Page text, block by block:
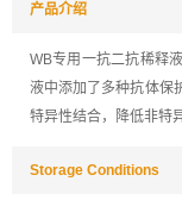
产品介绍
WB专用一抗二抗稀释
液中添加了多种抗体保
特异性结合，降低非特
Storage Conditions